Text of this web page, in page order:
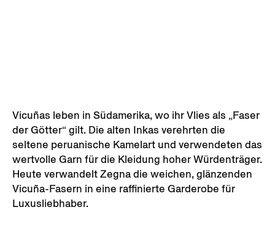
Vicuñas leben in Südamerika, wo ihr Vlies als „Faser
der Götter“ gilt. Die alten Inkas verehrten die
seltene peruanische Kamelart und verwendeten das
wertvolle Garn für die Kleidung hoher Würdenträger.
Heute verwandelt Zegna die weichen, glänzenden
Vicuña-Fasern in eine raffinierte Garderobe für
Luxusliebhaber.